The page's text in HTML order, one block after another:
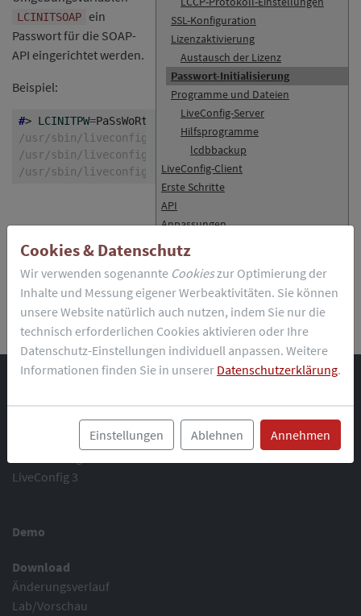
SSL-Konfiguration
Lizenzaktivierung
Austausch der Lizenz
Passwort-Initialisierung
Programme und Dateien
LiveConfig-Server
Hilfsprogramme
lcdbbackup
LiveConfig-Client
Erste Schritte
API
Anpassungen
LCINITSOAP
ein
Passwort für die SOAP-
API eingerichtet werden.
Beispiel:
#> LCINITPW=
/usr/sbin/liveconfig: LiveConfig initialization;
/usr/sbin/liveconfig: Database driver loaded:
/usr/sbin/liveconfig: Password updated successfully.
zurück: Lizenzaktivierung
Letzte Aktualisierung:
29.06.2020 13:25:00
Funktionsumfang
LiveConfig 3
Demo
Download
Änderungsverlauf
Lab/Vorschau
Cookies & Datenschutz
Wir verwenden sogenannte Cookieszur Optimierung der
Inhalte und Messung eigener Werbeaktivitäten. Sie können
unsere Website natürlich auch nutzen, indem Sie nur die
technisch erforderlichen Cookies aktivieren oder Ihre
Datenschutz-Einstellungen individuell anpassen. Weitere
Informationen finden Sie in unserer Datenschutzerklärung.
Einstellungen Ablehnen Annehmen